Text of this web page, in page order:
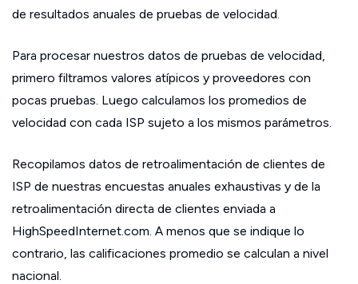
de resultados anuales de pruebas de velocidad.
Para procesar nuestros datos de pruebas de velocidad,
primero filtramos valores atípicos y proveedores con
pocas pruebas. Luego calculamos los promedios de
velocidad con cada ISP sujeto a los mismos parámetros.
Recopilamos datos de retroalimentación de clientes de
ISP de nuestras encuestas anuales exhaustivas y de la
retroalimentación directa de clientes enviada a
HighSpeedInternet.com. A menos que se indique lo
contrario, las calificaciones promedio se calculan a nivel
nacional.